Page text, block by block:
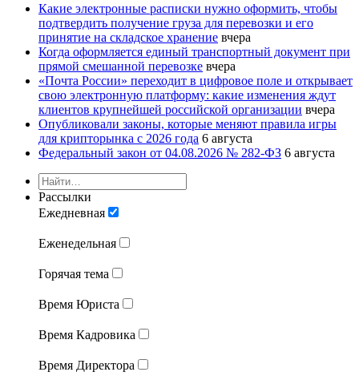
Какие электронные расписки нужно оформить, чтобы
подтвердить получение груза для перевозки и его
принятие на складское хранение вчера
Когда оформляется единый транспортный документ при
прямой смешанной перевозке вчера
«Почта России» переходит в цифровое поле и открывает
свою электронную платформу: какие изменения ждут
клиентов крупнейшей российской организации вчера
Опубликовали законы, которые меняют правила игры
для крипторынка с 2026 года 6 августа
Федеральный закон от 04.08.2026 № 282-ФЗ 6 августа
Рассылки
Ежедневная
Еженедельная
Горячая тема
Время Юриста
Время Кадровика
Время Директора